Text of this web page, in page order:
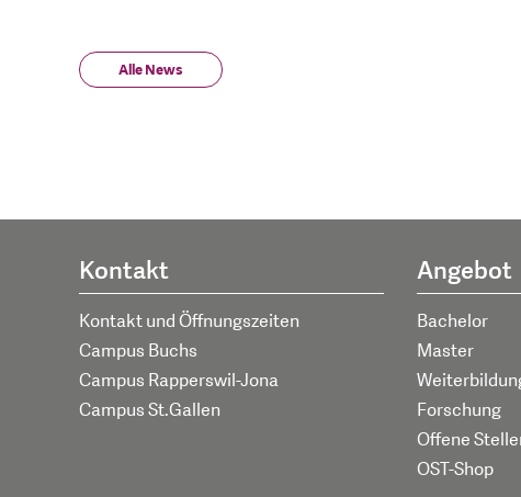
Alle News
Kontakt
Kontakt und Öffnungszeiten
Campus Buchs
Campus Rapperswil-Jona
Campus St.Gallen
Angebot
Bachelor
Master
Forschung
Offene
OST-Shop